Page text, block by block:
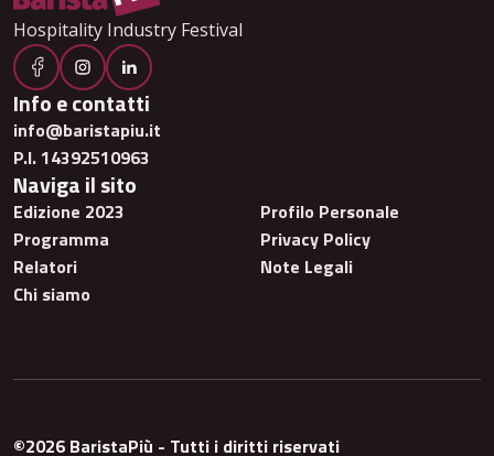
Hospitality Industry Festival
Info e contatti
info@baristapiu.it
P.I. 14392510963
Naviga il sito
Edizione 2023
Programma
Relatori
Chi siamo
Profilo Personale
Privacy Policy
Note Legali
©2026 BaristaPiù - Tutti i diritti riservati